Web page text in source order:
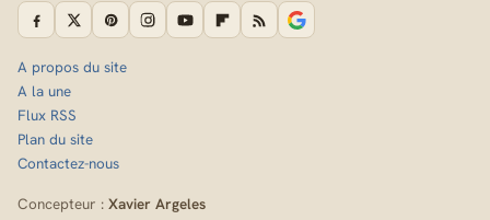
A propos du site
A la une
Flux RSS
Plan du site
Contactez-nous
Concepteur : Xavier Argeles